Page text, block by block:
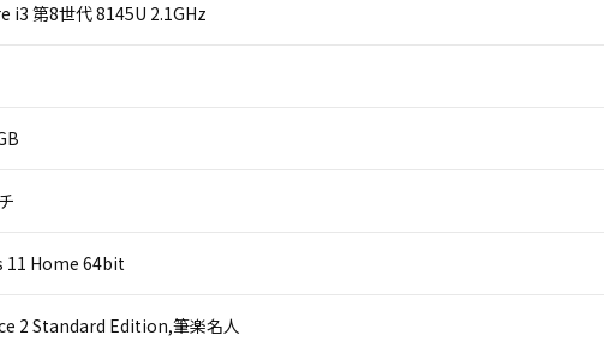
i3 第8世代 8145U 2.1GHz
11 Home 64bit
2 Standard Edition,筆楽名人